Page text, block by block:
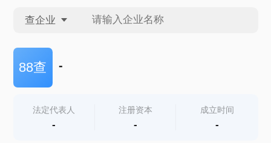
查企业
查企业
查产地
88查 -
法定代表人
-
注册资本
-
成立时间
-